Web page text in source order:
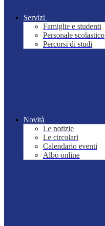
Servizi
Famiglie e studenti
Personale scolastico
Percorsi di studi
Novità
Le notizie
Le circolari
Calendario eventi
Albo online